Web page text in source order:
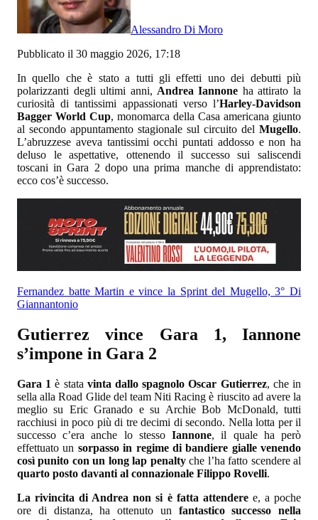
Alessandro Di Moro
Pubblicato il 30 maggio 2026, 17:18
In quello che è stato a tutti gli effetti uno dei debutti più
polarizzanti degli ultimi anni, Andrea Iannone ha attirato la
curiosità di tantissimi appassionati verso l’Harley-Davidson
Bagger World Cup, monomarca della Casa americana giunto
al secondo appuntamento stagionale sul circuito del Mugello.
L’abruzzese aveva tantissimi occhi puntati addosso e non ha
deluso le aspettative, ottenendo il successo sui saliscendi
toscani in Gara 2 dopo una prima manche di apprendistato:
ecco cos’è successo.
Fernandez batte Martin e vince la Sprint del Mugello, 3° Di
Giannantonio
Gutierrez vince Gara 1, Iannone
s’impone in Gara 2
Gara 1è stata vinta dallo spagnolo Oscar Gutierrez, che in
sella alla Road Glide del team Niti Racing è riuscito ad avere la
meglio su Eric Granado e su Archie Bob McDonald, tutti
racchiusi in poco più di tre decimi di secondo. Nella lotta per il
successo c’era anche lo stessoIannone, il quale ha però
effettuato un sorpasso in regime di bandiere gialle venendo
così punito con un long lap penaltyche l’ha fatto scendere al
quarto posto davanti al connazionale Filippo Rovelli.
La rivincita di Andrea non si è fatta attenderee, a poche
ore di distanza, ha ottenuto un fantastico successo nella